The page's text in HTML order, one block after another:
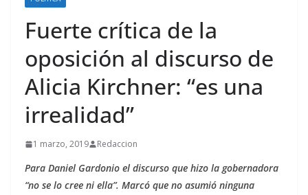
Fuerte crítica de la
oposición al discurso de
Alicia Kirchner: “es una
irrealidad”
1 marzo, 2019 Redaccion
Para Daniel Gardonio el discurso que hizo la gobernadora
“no se lo cree ni ella”. Marcó que no asumió ninguna